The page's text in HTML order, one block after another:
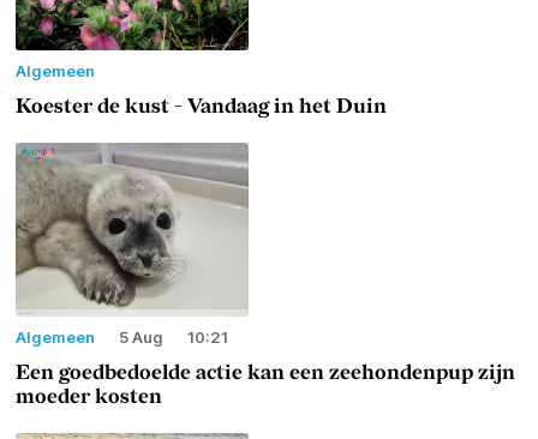
Algemeen
Koester de kust - Vandaag in het Duin
Algemeen 5 Aug 10:21
Een goedbedoelde actie kan een zeehondenpup zijn
moeder kosten